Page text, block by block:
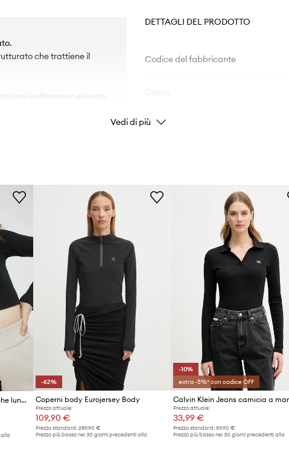
che trattiene il
e offrono un elevato
DETTAGLI DEL PRODOTTO
Codice del fabbricante
Marchio/Brand
ID prodotto
Vedi di più
Hollister Co. camicia a maniche lunghe
alla
-62%
Coperni body Eurojersey Body
Prezzo attuale:
109,90 €
Prezzo standard: 289,90 €
Prezzo più basso nei 30 giorni precedenti alla
-10%
extra -5%* con codice OFF
Prezzo attuale:
33,99 €
Prezzo standard: 59,90 €
Prezzo più basso nei 30 giorni precedenti alla